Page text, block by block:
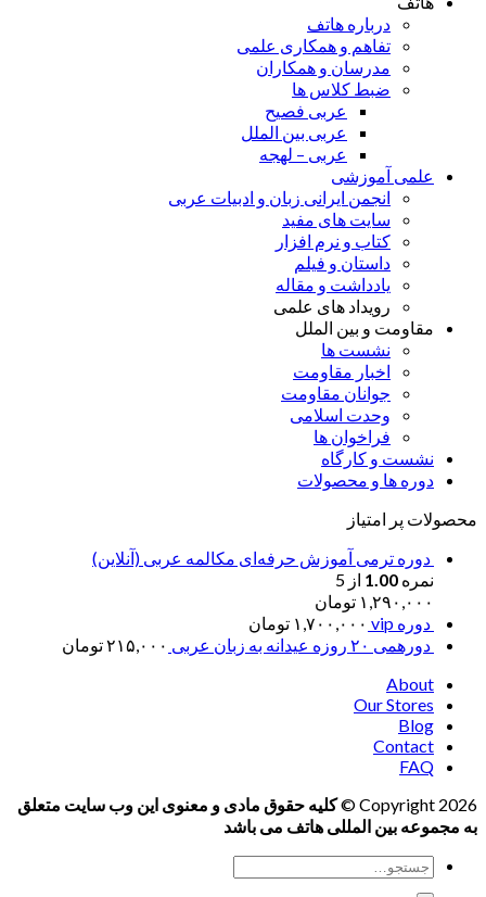
درباره هاتف
تفاهم و همکاری علمی
مدرسان و همکاران
ضبط کلاس ها
عربی فصیح
عربی بین الملل
عربی – لهجه
علمی آموزشی
انجمن ایرانی زبان و ادبیات عربی
سایت های مفید
کتاب و نرم افزار
داستان و فیلم
یادداشت و مقاله
رویداد های علمی
مقاومت و بین الملل
نشست ها
اخبار مقاومت
جوانان مقاومت
وحدت اسلامی
فراخوان ها
نشست و کارگاه
دوره ها و محصولات
محصولات پر امتیاز
دوره ترمی آموزش حرفه‌ای مکالمه عربی (آنلاین)
نمره 1.00 از 5
۱,۲۹۰,۰۰۰ تومان
دوره vip
۱,۷۰۰,۰۰۰ تومان
دورهمی ۲۰ روزه عیدانه به زبان عربی
۲۱۵,۰۰۰تومان
About
Our Stores
Blog
Contact
FAQ
Copyright 2026 ©
کلیه حقوق مادی و معنوی این وب سایت متعلق
به مجموعه بین المللی هاتف می باشد
جستجو
برای: